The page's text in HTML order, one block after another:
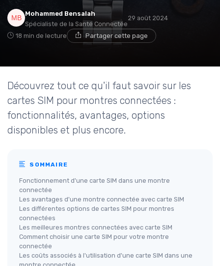
Mohammed Bensalah
Spécialiste de la Santé Connectée
29 août 2024
18 min de lecture Partager cette page
Découvrez tout ce qu'il faut savoir sur les
cartes SIM pour montres connectées :
fonctionnalités, avantages, options
disponibles et plus encore.
SOMMAIRE
Fonctionnement d'une carte SIM dans une montre
connectée
Les avantages d'une montre connectée avec carte SIM
Les différentes options de cartes SIM pour montres
connectées
Les meilleures montres connectées avec carte SIM
Comment choisir une carte SIM pour votre montre
connectée
Les coûts associés à l'utilisation d'une carte SIM dans une